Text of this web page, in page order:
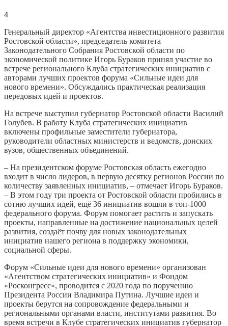
4
Генеральный директор «Агентства инвестиционного развития
Ростовской области», председатель комитета
Законодательного Собрания Ростовской области по
экономической политике Игорь Бураков принял участие во
встрече регионального Клуба стратегических инициатив с
авторами лучших проектов форума «Сильные идеи для
нового времени». Обсуждались практическая реализация
передовых идей и проектов.
На встрече выступил губернатор Ростовской области Василий
Голубев. В работу Клуба стратегических инициатив
включены профильные заместители губернатора,
руководители областных министерств и ведомств, донских
вузов, общественных объединений.
– На президентском форуме Ростовская область ежегодно
входит в число лидеров, в первую десятку регионов России по
количеству заявленных инициатив, – отмечает Игорь Бураков.
– В этом году три проекта от Ростовской области пробились в
сотню лучших идей, ещё 36 инициатив вошли в топ-1000
федерального форума. Форум помогает растить и запускать
проекты, направленные на достижение национальных целей
развития, создаёт почву для новых законодательных
инициатив нашего региона в поддержку экономики,
социальной сферы.
Форум «Сильные идеи для нового времени» организован
«Агентством стратегических инициатив» и Фондом
«Росконгресс», проводится с 2020 года по поручению
Президента России Владимира Путина. Лучшие идеи и
проекты берутся на сопровождение федеральными и
региональными органами власти, институтами развития. Во
время встречи в Клубе стратегических инициатив губернатор